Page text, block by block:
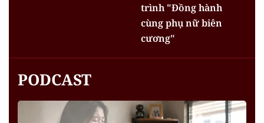
trình "Đồng hành
cùng phụ nữ biên
cương"
PODCAST